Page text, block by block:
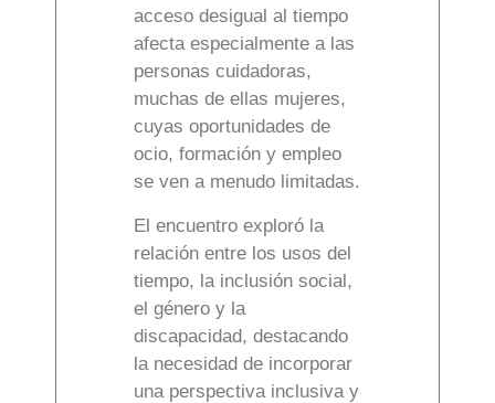
acceso desigual al tiempo
afecta especialmente a las
personas cuidadoras,
muchas de ellas mujeres,
cuyas oportunidades de
ocio, formación y empleo
se ven a menudo limitadas.
El encuentro exploró la
relación entre los usos del
tiempo, la inclusión social,
el género y la
discapacidad, destacando
la necesidad de incorporar
una perspectiva inclusiva y